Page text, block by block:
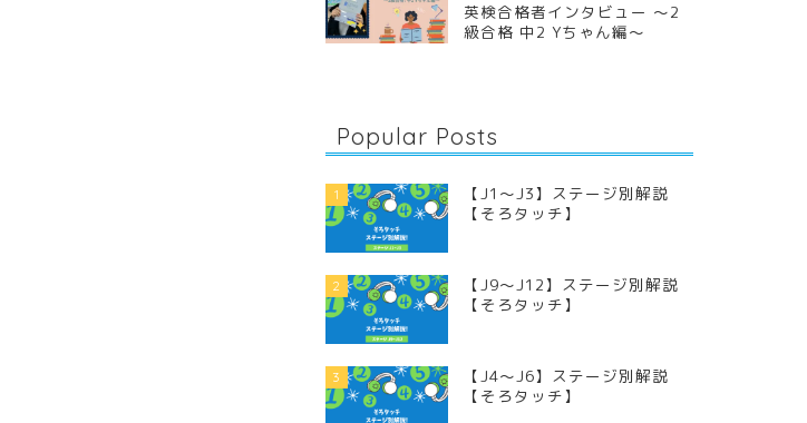
英検合格者インタビュー 〜2
級合格 中2 Yちゃん編〜
Popular Posts
1
【J1〜J3】ステージ別解説
【そろタッチ】
2
【J9〜J12】ステージ別解説
【そろタッチ】
3
【J4〜J6】ステージ別解説
【そろタッチ】